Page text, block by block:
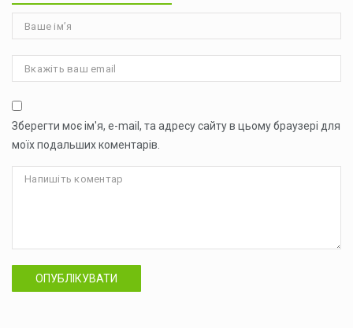
Зберегти моє ім'я, e-mail, та адресу сайту в цьому браузері для
моїх подальших коментарів.
ОПУБЛІКУВАТИ